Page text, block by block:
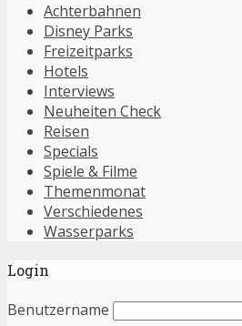
Achterbahnen
Disney Parks
Freizeitparks
Hotels
Interviews
Neuheiten Check
Reisen
Specials
Spiele & Filme
Themenmonat
Verschiedenes
Wasserparks
Login
Benutzername